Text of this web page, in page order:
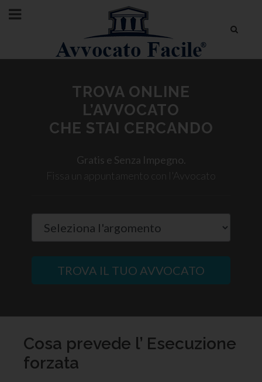
TROVA ONLINE
L’AVVOCATO
CHE STAI CERCANDO
Gratis e Senza Impegno.
Fissa un appuntamento con l'Avvocato
TROVA IL TUO AVVOCATO
Cosa prevede l’ Esecuzione
forzata